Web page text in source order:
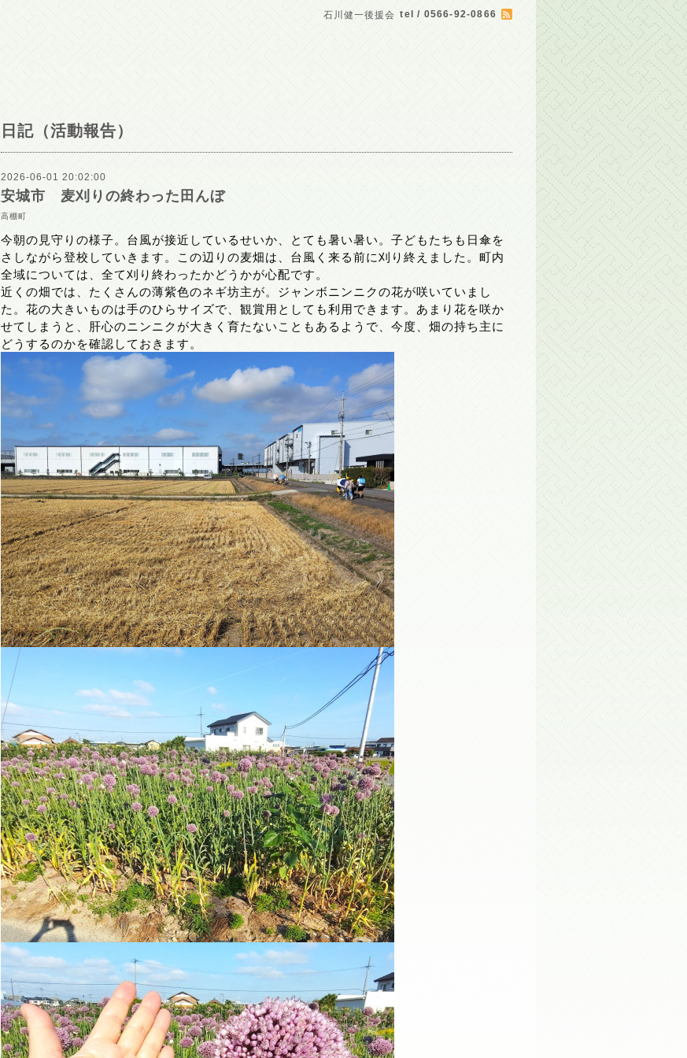
石川健一後援会 tel / 0566-92-0866
日記（活動報告）
2026-06-01 20:02:00
安城市 麦刈りの終わった田んぼ
高棚町
今朝の見守りの様子。台風が接近しているせいか、とても暑い暑い。子どもたちも日傘を
さしながら登校していきます。この辺りの麦畑は、台風く来る前に刈り終えました。町内
全域については、全て刈り終わったかどうかが心配です。
近くの畑では、たくさんの薄紫色のネギ坊主が。ジャンボニンニクの花が咲いていまし
た。花の大きいものは手のひらサイズで、観賞用としても利用できます。あまり花を咲か
せてしまうと、肝心のニンニクが大きく育たないこともあるようで、今度、畑の持ち主に
どうするのかを確認しておきます。